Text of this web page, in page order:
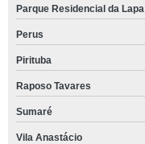
Parque Residencial da Lapa
Perus
Pirituba
Raposo Tavares
Sumaré
Vila Anastácio